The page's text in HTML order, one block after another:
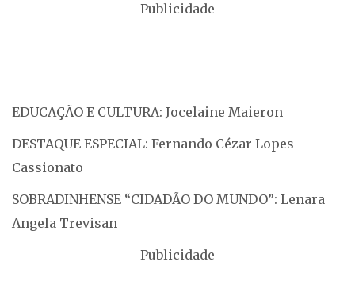
Publicidade
EDUCAÇÃO E CULTURA: Jocelaine Maieron
DESTAQUE ESPECIAL: Fernando Cézar Lopes
Cassionato
SOBRADINHENSE “CIDADÃO DO MUNDO”: Lenara
Angela Trevisan
Publicidade